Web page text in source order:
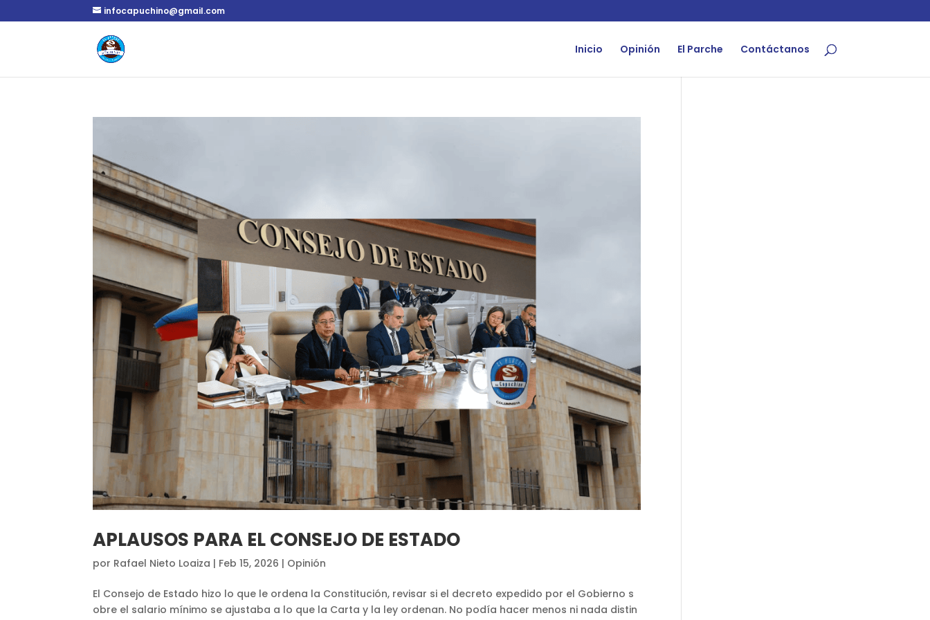
infocapuchino@gmail.com
Inicio Opinión El Parche Contáctanos
APLAUSOS PARA EL CONSEJO DE ESTADO
por Rafael Nieto Loaiza | Feb 15, 2026 | Opinión
El Consejo de Estado hizo lo que le ordena la Constitución, revisar si el decreto expedido por el Gobierno s
obre el salario mínimo se ajustaba a lo que la Carta y la ley ordenan. No podía hacer menos ni nada distin